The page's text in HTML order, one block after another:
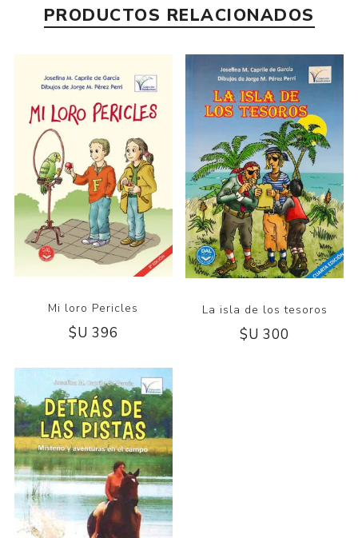
PRODUCTOS RELACIONADOS
Mi loro Pericles
$U 396
La isla de los tesoros
$U 300